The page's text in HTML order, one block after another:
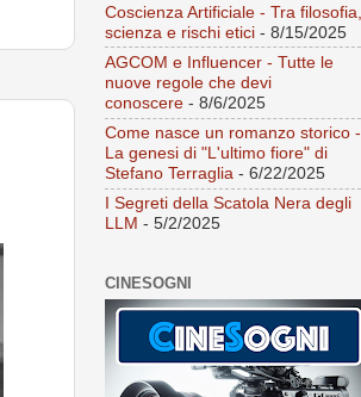
Coscienza Artificiale - Tra filosofia,
scienza e rischi etici - 8/15/2025
AGCOM e Influencer - Tutte le
nuove regole che devi
conoscere - 8/6/2025
Come nasce un romanzo storico -
La genesi di "L'ultimo fiore" di
Stefano Terraglia - 6/22/2025
I Segreti della Scatola Nera degli
LLM - 5/2/2025
CINESOGNI